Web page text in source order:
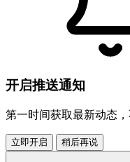
开启推送通知
第一时间获取最新动态，
立即开启 稍后再说